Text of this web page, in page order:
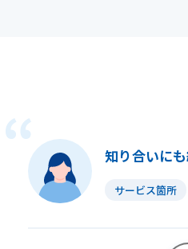
知り合いに
サービス箇所